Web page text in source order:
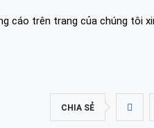
cáo trên trang của chúng tôi
CHIA SẺ